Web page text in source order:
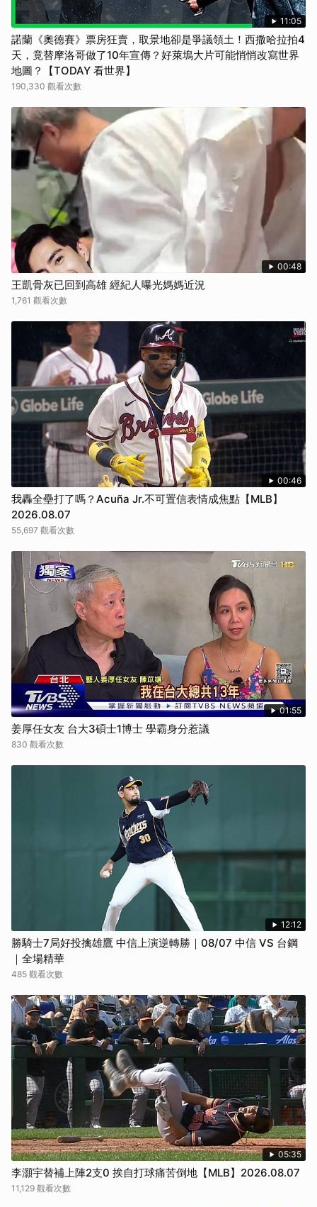
11:05
諾蘭《奧德賽》票房狂賣，取景地卻是爭議領土！西撒哈拉拍4
天，竟替摩洛哥做了10年宣傳？好萊塢大片可能悄悄改寫世界
地圖？【TODAY 看世界】
190,330 觀看次數
00:48
王凱骨灰已回到高雄 經紀人曝光媽媽近況
1,761 觀看次數
00:46
我轟全壘打了嗎？Acuña Jr.不可置信表情成焦點【MLB】
2026.08.07
55,697 觀看次數
01:55
姜厚任女友 台大3碩士1博士 學霸身分惹議
830 觀看次數
12:12
勝騎士7局好投擒雄鷹 中信上演逆轉勝｜08/07 中信 VS 台鋼
｜全場精華
485 觀看次數
05:35
李灝宇替補上陣2支0 挨自打球痛苦倒地【MLB】2026.08.07
11,129 觀看次數
取消